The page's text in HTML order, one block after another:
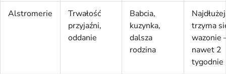
Alstromerie
Trwałość
przyjaźni,
oddanie
Babcia,
kuzynka,
dalsza
rodzina
Najdłużej
trzyma
wazonie
nawet 2
tygodnie